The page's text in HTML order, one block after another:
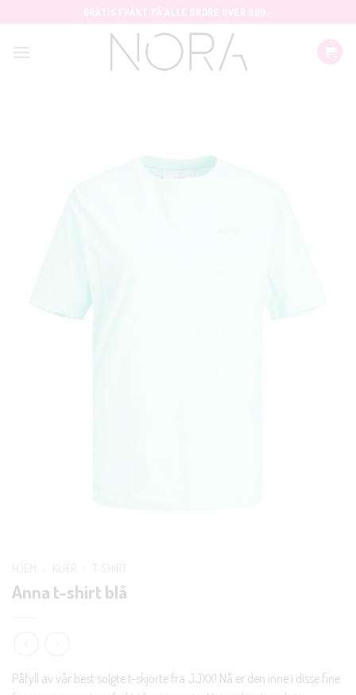
Anna t-shirt blå
Påfyll av vår best solgte t-skjorte fra JJXX! Nå er den inne i disse fine